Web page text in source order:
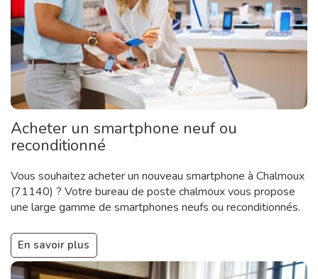
Acheter un smartphone neuf ou
reconditionné
Vous souhaitez acheter un nouveau smartphone à Chalmoux
(71140) ? Votre bureau de poste chalmoux vous propose
une large gamme de smartphones neufs ou reconditionnés.
En savoir plus